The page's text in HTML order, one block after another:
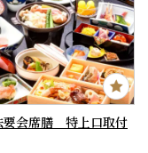
要会席膳 特上口取付